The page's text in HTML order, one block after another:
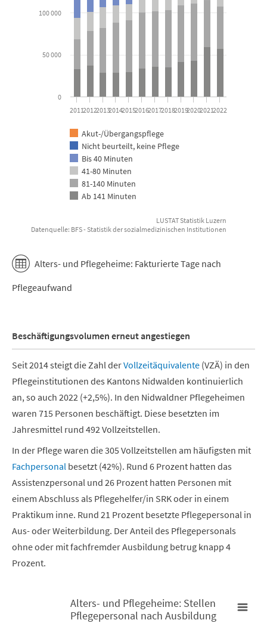
The chart has 1 Y axis displaying Anzahl fakturierte Tage. Data
Akut-/Übergangspflege
Nicht beurteilt, keine Pflege
Bis 40 Minuten
41-80 Minuten
81-140 Minuten
Ab 141 Minuten
201120122013201420152016201720182019202020212022
0
50 000
100 000
LUSTAT Statistik Luzern
Datenquelle: BFS - Statistik der sozialmedizinischen Institutionen
Alters- und Pflegeheime: Fakturierte Tage nach
Pflegeaufwand
Beschäftigungsvolumen erneut angestiegen
Seit 2014 steigt die Zahl derVollzeitäquivalente (VZÄ) in den
Pflegeinstitutionen des Kantons Nidwalden kontinuierlich
an, so auch 2022 (+2,5%). In den Nidwaldner Pflegeheimen
waren 715 Personen beschäftigt. Diese besetzten im
Jahresmittel rund 492 Vollzeitstellen.
In der Pflege waren die 305 Vollzeitstellen am häufigsten mit
Fachpersonal besetzt (42%). Rund 6 Prozent hatten das
Assistenzpersonal und 26 Prozent hatten Personen mit
einem Abschluss als Pflegehelfer/in SRK oder in einem
Praktikum inne. Rund 21 Prozent besetzte Pflegepersonal in
Aus- oder Weiterbildung. Der Anteil des Pflegepersonals
ohne oder mit fachfremder Ausbildung betrug knapp 4
Prozent.
Alters- und Pflegeheime: Stellen
Pflegepersonal nach Ausbildung